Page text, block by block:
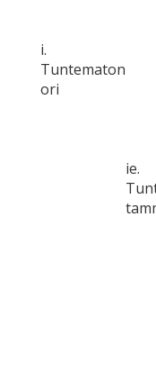
i.
Tuntematon
ori
ie.